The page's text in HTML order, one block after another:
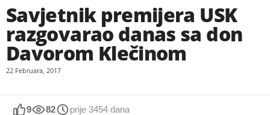
Savjetnik premijera USK
razgovarao danas sa don
Davorom Klečinom
22 Februara, 2017
9 82 prije 3454 dana